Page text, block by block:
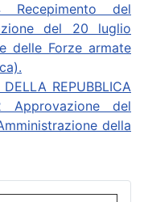
del
del 20 luglio
delle Forze armate
REPUBBLICA
del
della